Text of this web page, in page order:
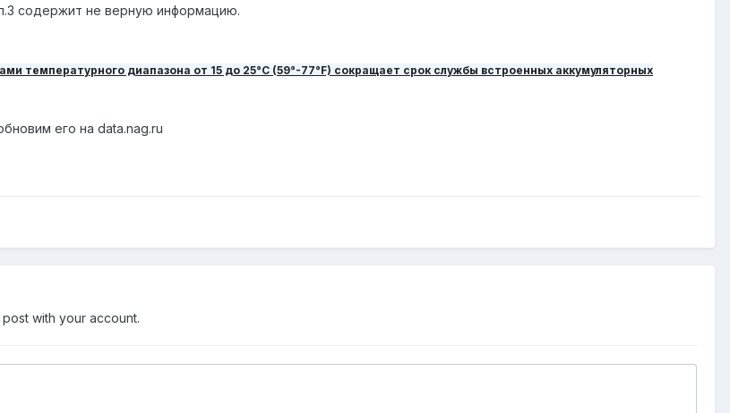
содержит не верную информацию.
температурного диапазона от 15 до 25°C (59°-77°F) сокращает срок службы встроенных аккумуляторных
его на data.nag.ru
with your account.